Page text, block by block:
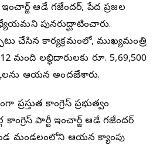
ఇంచార్జ్ ఆడే గజేందర్, పేద ప్రజల
పునరుద్ఘాటించారు.
చేసిన కార్యక్రమంలో, ముఖ్యమంత్రి
మంది లబ్ధిదారులకు రూ. 5,69,500
ఆయన అందజేశారు.
కాంగ్రెస్ ప్రభుత్వం
పార్టీ ఇంచార్జ్ ఆడే గజేందర్
మండలంలోని ఆయన క్యాంపు